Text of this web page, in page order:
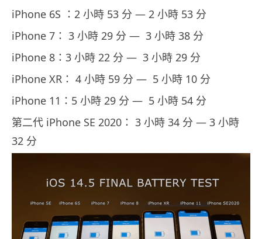
iPhone 6S ：2 小時 53 分 — 2 小時 53 分
iPhone 7： 3 小時 29 分 — 3 小時 38 分
iPhone 8：3 小時 22 分 — 3 小時 29 分
iPhone XR： 4 小時 59 分 — 5 小時 10 分
iPhone 11：5 小時 29 分 — 5 小時 54 分
第二代 iPhone SE 2020： 3 小時 34 分 — 3 小時
32 分